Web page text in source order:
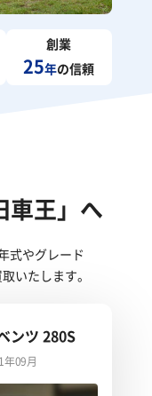
創業
25年の信頼
車王」へ
式やグレード
いたします。
ンツ 280S
09月